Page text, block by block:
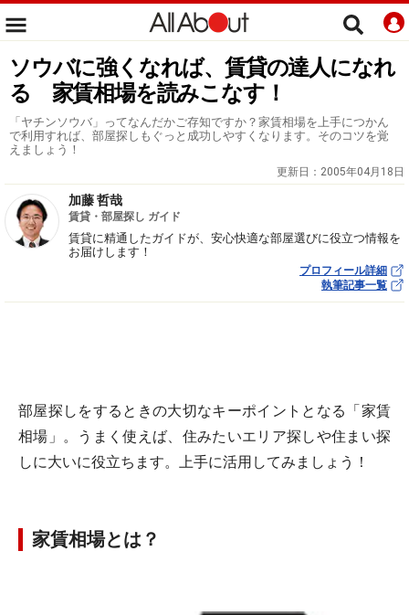
ソウバに強くなれば、賃貸の達人になれ
る 家賃相場を読みこなす！
「ヤチンソウバ」ってなんだかご存知ですか？家賃相場を上手につかん
で利用すれば、部屋探しもぐっと成功しやすくなります。そのコツを覚
えましょう！
更新日： 2005年04月18日
加藤 哲哉
賃貸・部屋探し ガイド
賃貸に精通したガイドが、安心快適な部屋選びに役立つ情報を
お届けします！
プロフィール詳細
執筆記事一覧
部屋探しをするときの大切なキーポイントとなる「家賃
相場」。うまく使えば、住みたいエリア探しや住まい探
しに大いに役立ちます。上手に活用してみましょう！
家賃相場とは？